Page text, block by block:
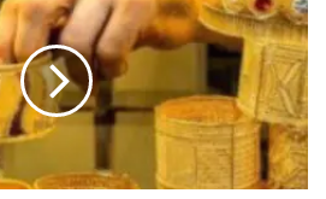
الذهب
اليوم
الثلاثاء
يونية
٢٠٢٥